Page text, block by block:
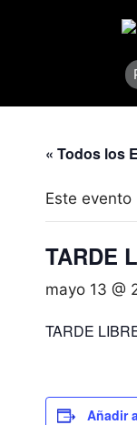
« Todos los
Este evento
TARDE
mayo 13 @
TARDE
Añadir